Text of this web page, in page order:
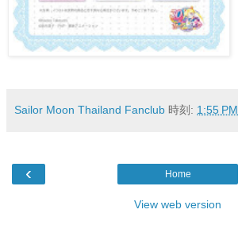
Sailor Moon Thailand Fanclub 時刻: 1:55 PM
‹ Home
View web version